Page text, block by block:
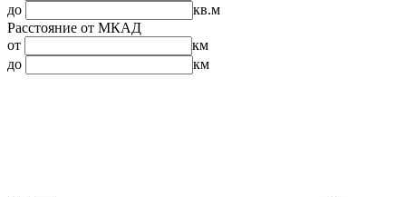
до
кв.м
Расстояние от МКАД
от
км
до
км